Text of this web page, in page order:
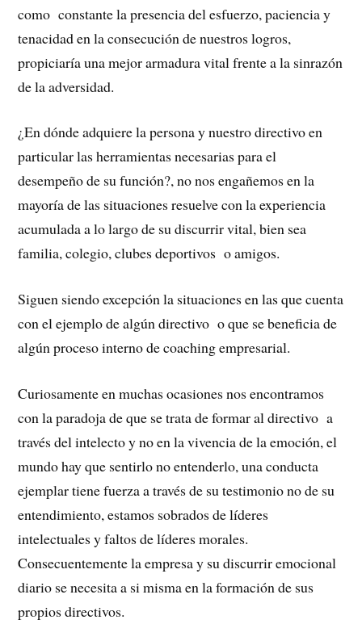
como constante la presencia del esfuerzo, paciencia y
tenacidad en la consecución de nuestros logros,
propiciaría una mejor armadura vital frente a la sinrazón
de la adversidad.
¿En dónde adquiere la persona y nuestro directivo en
particular las herramientas necesarias para el
desempeño de su función?, no nos engañemos en la
mayoría de las situaciones resuelve con la experiencia
acumulada a lo largo de su discurrir vital, bien sea
familia, colegio, clubes deportivos o amigos.
Siguen siendo excepción la situaciones en las que cuenta
con el ejemplo de algún directivo o que se beneficia de
algún proceso interno de coaching empresarial.
Curiosamente en muchas ocasiones nos encontramos
con la paradoja de que se trata de formar al directivo a
través del intelecto y no en la vivencia de la emoción, el
mundo hay que sentirlo no entenderlo, una conducta
ejemplar tiene fuerza a través de su testimonio no de su
entendimiento, estamos sobrados de líderes
intelectuales y faltos de líderes morales.
Consecuentemente la empresa y su discurrir emocional
diario se necesita a si misma en la formación de sus
propios directivos.